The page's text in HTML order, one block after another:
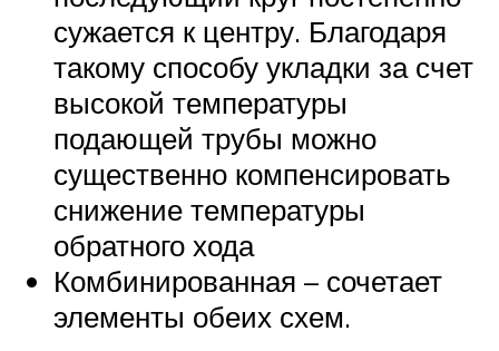
сужается к центру. Благодаря
такому способу укладки за счет
высокой температуры
подающей трубы можно
существенно компенсировать
снижение температуры
обратного хода
Комбинированная – сочетает
элементы обеих схем.